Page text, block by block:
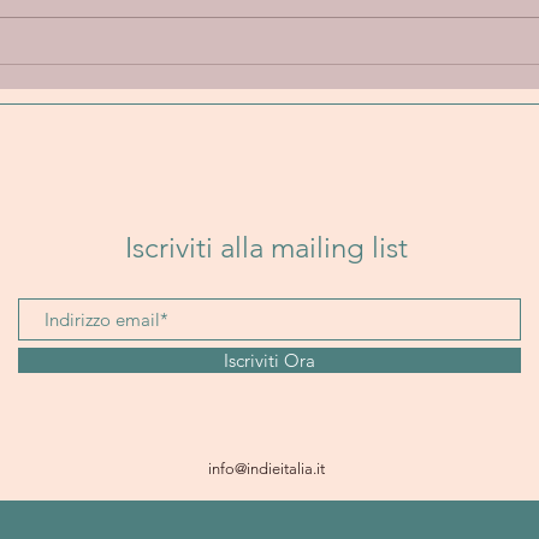
viaggio emotivo tra
delicatezza, introspezione e
Un
Iscriviti alla mailing list
Iscriviti Ora
info@indieitalia.it